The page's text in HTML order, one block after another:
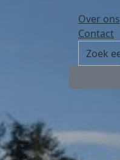
Over ons
Contact